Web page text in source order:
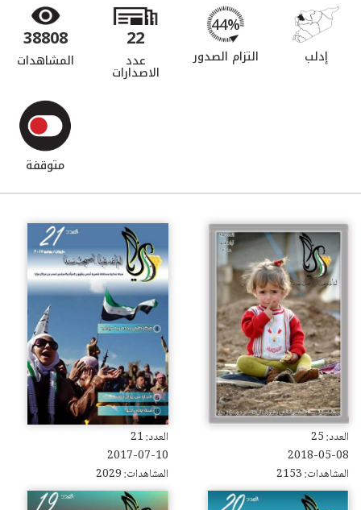
إدلب
44%
التزام الصدور
22
عدد
الاصدارات
38808
المشاهدات
متوقفة
العدد: 25
2018-05-08
المشاهدات: 2153
العدد: 21
2017-07-10
المشاهدات: 2029